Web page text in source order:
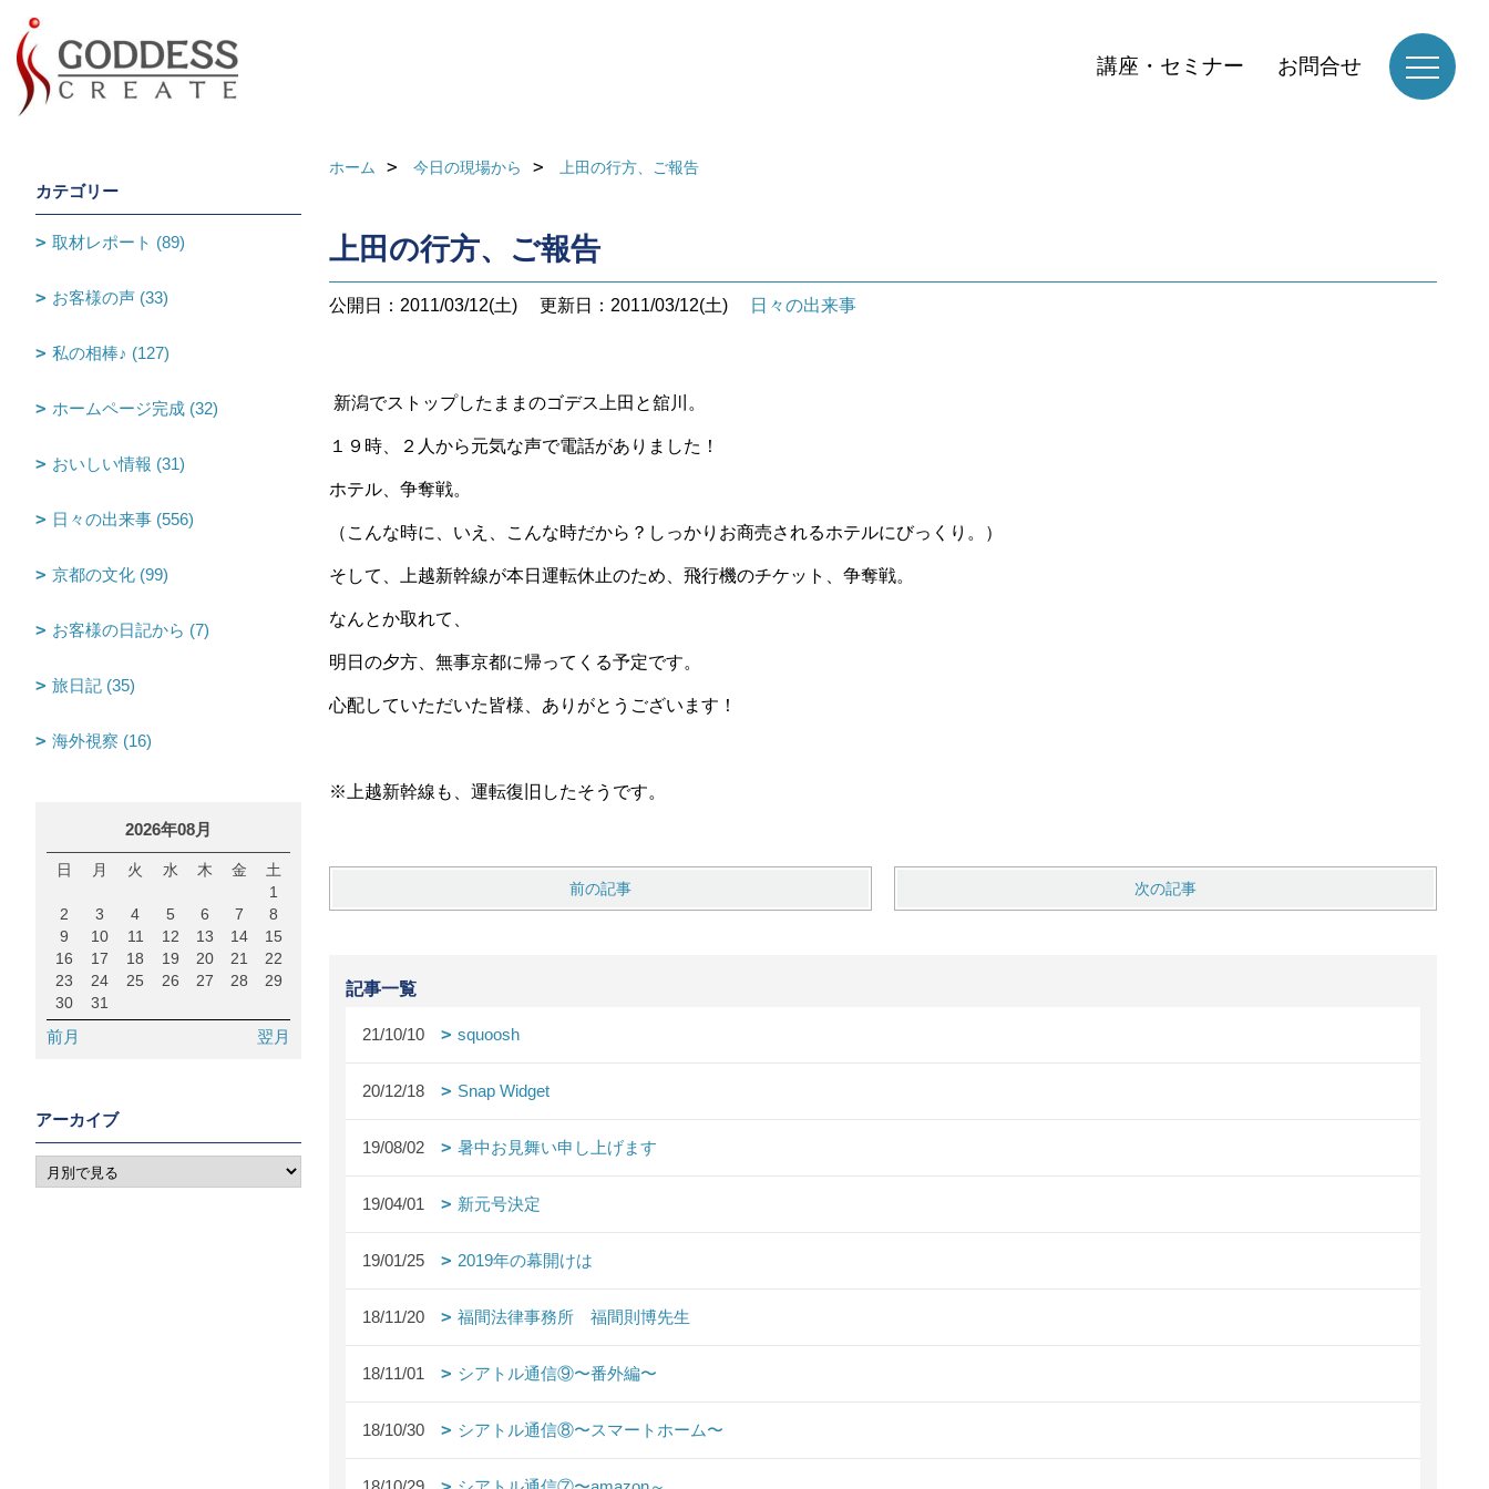
講座・セミナー お問合せ
ホーム 今日の現場から 上田の行方、ご報告
上田の行方、ご報告
公開日：2011/03/12(土) 更新日：2011/03/12(土) 日々の出来事
新潟でストップしたままのゴデス上田と舘川。
１９時、２人から元気な声で電話がありました！
ホテル、争奪戦。
（こんな時に、いえ、こんな時だから？しっかりお商売されるホテルにびっくり。）
そして、上越新幹線が本日運転休止のため、 飛行機のチケット、争奪戦。
なんとか取れて、
明日の夕方、無事京都に帰ってくる予定です。
心配していただいた皆様、ありがとうございます！
※上越新幹線も、運転復旧したそうです。
前の記事 次の記事
記事一覧
21/10/10 squoosh
20/12/18 Snap Widget
19/08/02 暑中お見舞い申し上げます
19/04/01 新元号決定
19/01/25 2019年の幕開けは
18/11/20 福間法律事務所 福間則博先生
18/11/01 シアトル通信⑨〜番外編〜
18/10/30 シアトル通信⑧〜スマートホーム〜
カテゴリー
取材レポート (89)
お客様の声 (33)
私の相棒♪ (127)
ホームページ完成 (32)
おいしい情報 (31)
日々の出来事 (556)
京都の文化 (99)
お客様の日記から (7)
旅日記 (35)
海外視察 (16)
2026年08月
日 月 火 水 木 金
土
1
2
3 4 5 6 7
8
9
10 11 12 13 14
15
16
17 18 19 20 21
22
23
24 25 26 27 28
29
30
31
前月 翌月
アーカイブ